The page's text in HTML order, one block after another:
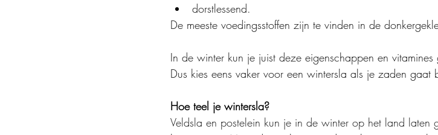
dorstlessend.
De meeste voedingsstoffen zijn te vinden in de
In de winter kun je juist deze eigenschappen en
Dus kies eens vaker voor een wintersla als je zaden gaat
Hoe teel je wintersla?
Veldsla en postelein kun je in de winter op het land laten